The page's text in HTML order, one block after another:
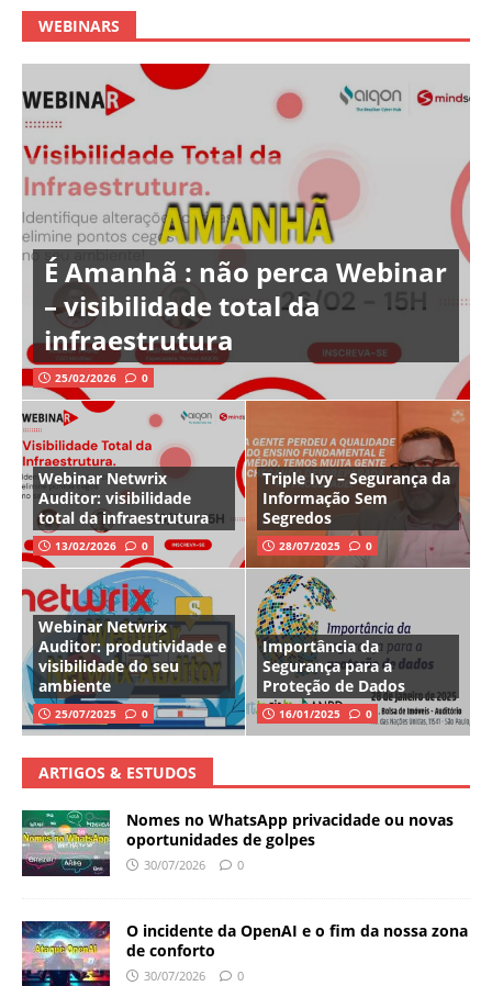
WEBINARS
É Amanhã : não perca Webinar
– visibilidade total da
infraestrutura
25/02/2026 0
Webinar Netwrix
Auditor: visibilidade
total da infraestrutura
13/02/2026 0
Triple Ivy – Segurança da
Informação Sem
Segredos
28/07/2025 0
Webinar Netwrix
Auditor: produtividade e
visibilidade do seu
ambiente
25/07/2025 0
Importância da
Segurança para a
Proteção de Dados
16/01/2025 0
ARTIGOS & ESTUDOS
Nomes no WhatsApp privacidade ou novas
oportunidades de golpes
30/07/2026 0
O incidente da OpenAI e o fim da nossa zona
de conforto
30/07/2026 0